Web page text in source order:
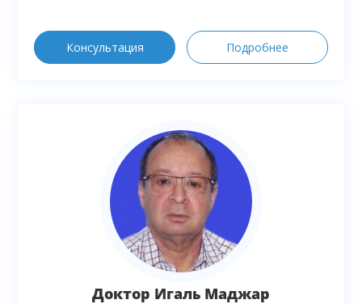
Консультация Подробнее
Доктор Игаль Маджар